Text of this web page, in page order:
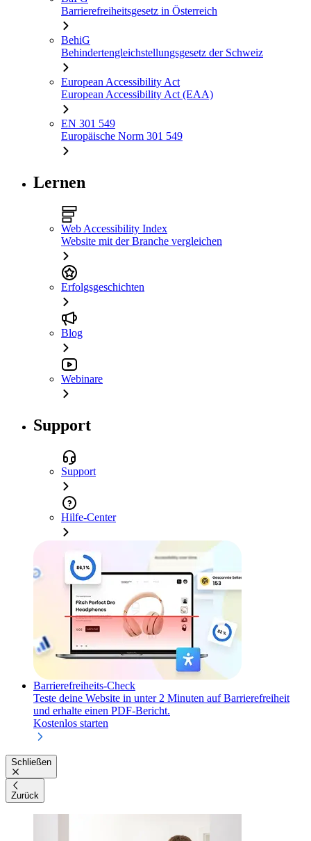
Barrierefreiheitsgesetz in Österreich
BehiG
Behindertengleichstellungsgesetz der Schweiz
European Accessibility Act
European Accessibility Act (EAA)
EN 301 549
Europäische Norm 301 549
Lernen
Web Accessibility Index
Website mit der Branche vergleichen
Erfolgsgeschichten
Blog
Webinare
Support
Support
Hilfe-Center
Barrierefreiheits-Check
Teste deine Website in unter 2 Minuten auf Barrierefreiheit
und erhalte einen PDF-Bericht.
Kostenlos starten
Schließen
Zurück